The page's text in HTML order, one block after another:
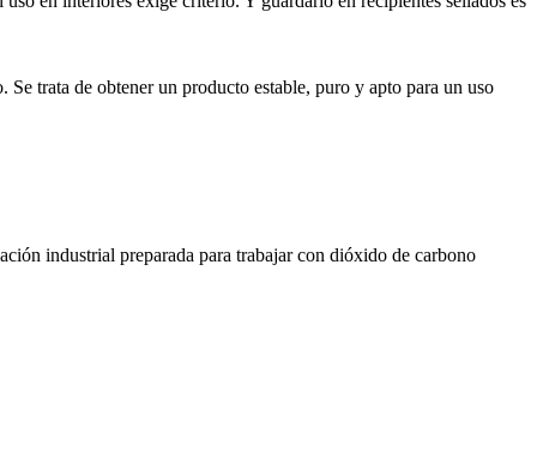
trata de obtener un producto estable, puro y apto para un uso
industrial preparada para trabajar con dióxido de carbono